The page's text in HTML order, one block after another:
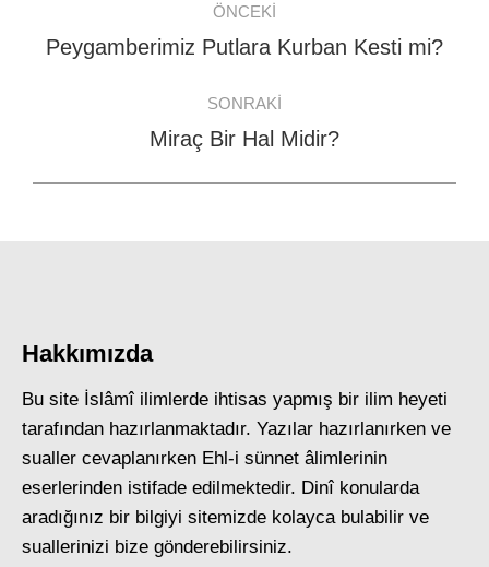
navigation
ÖNCEKI
Previous
Peygamberimiz Putlara Kurban Kesti mi?
SONRAKI
Next
Miraç Bir Hal Midir?
Hakkımızda
Bu site İslâmî ilimlerde ihtisas yapmış bir ilim heyeti
tarafından hazırlanmaktadır. Yazılar hazırlanırken ve
sualler cevaplanırken Ehl-i sünnet âlimlerinin
eserlerinden istifade edilmektedir. Dinî konularda
aradığınız bir bilgiyi sitemizde kolayca bulabilir ve
suallerinizi bize gönderebilirsiniz.